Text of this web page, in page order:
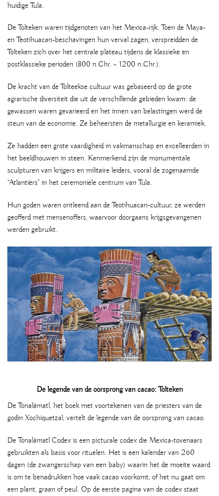
huidige Tula.
De Tolteken waren tijdgenoten van het Mexica-rijk. Toen de Maya-
en Teotihuacan-beschavingen hun verval zagen, verspreidden de
Tolteken zich over het centrale plateau tijdens de klassieke en
postklassieke perioden (800 n.Chr. – 1200 n.Chr.).
De kracht van de Tolteekse cultuur was gebaseerd op de grote
agrarische diversiteit die uit de verschillende gebieden kwam: de
gewassen waren gevarieerd en het innen van belastingen werd de
steun van de economie. Ze beheersten de metallurgie en keramiek.
Ze hadden een grote vaardigheid in vakmanschap en excelleerden in
het beeldhouwen in steen. Kenmerkend zijn de monumentale
sculpturen van krijgers en militaire leiders, vooral de zogenaamde
“Atlantiërs” in het ceremoniële centrum van Tula.
Hun goden waren ontleend aan de Teotihuacan-cultuur, ze werden
geofferd met mensenoffers, waarvoor doorgaans krijgsgevangenen
werden gebruikt.
De legende van de oorsprong van cacao: Tolteken
De Tonalámatl, het boek met voortekenen van de priesters van de
godin Xochiquetzal, vertelt de legende van de oorsprong van cacao.
De Tonalámatl Codex is een picturale codex die Mexica-tovenaars
gebruikten als basis voor rituelen. Het is een kalender van 260
dagen (de zwangerschap van een baby) waarin het de moeite waard
is om te benadrukken hoe vaak cacao voorkomt, of het nu gaat om
een ​​plant, graan of peul. Op de eerste pagina van de codex staat